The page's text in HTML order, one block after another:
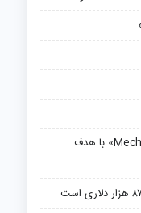
راه‌اندازی استارت‌آپ جنجالی «Mechanize» با هدف